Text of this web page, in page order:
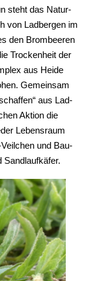
steht das Natur­
von Lad­ber­gen im
den Brom­bee­ren
Tro­cken­heit der
aus Hei­de
Gemein­sam
aus Lad­
Akti­on die
Lebens­raum
und Bau­
Sandlaufkäfer.